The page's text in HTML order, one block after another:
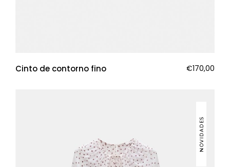
Cinto de contorno fino €170,00
NOVIDADES